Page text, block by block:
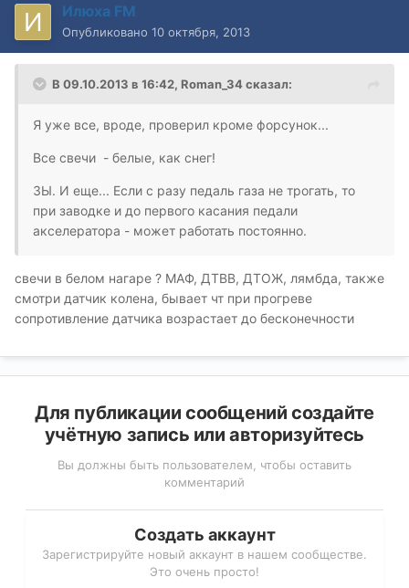
Илюха FM
Опубликовано 10 октября, 2013
В 09.10.2013 в 16:42, Roman_34 сказал:
Я уже все, вроде, проверил кроме форсунок...
Все свечи - белые, как снег!
ЗЫ. И еще... Если с разу педаль газа не трогать, то
при заводке и до первого касания педали
акселератора - может работать постоянно.
свечи в белом нагаре ? МАФ, ДТВВ, ДТОЖ, лямбда, также
смотри датчик колена, бывает чт при прогреве
сопротивление датчика возрастает до бесконечности
Для публикации сообщений создайте
учётную запись или авторизуйтесь
Вы должны быть пользователем, чтобы оставить
комментарий
Создать аккаунт
Зарегистрируйте новый аккаунт в нашем сообществе.
Это очень просто!